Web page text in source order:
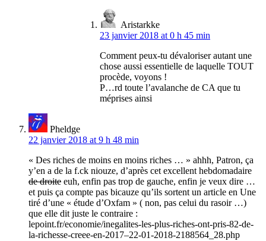
Aristarkke
23 janvier 2018 at 0 h 45 min
Comment peux-tu dévaloriser autant une
chose aussi essentielle de laquelle TOUT
procède, voyons !
P…rd toute l’avalanche de CA que tu
méprises ainsi
Pheldge
22 janvier 2018 at 9 h 48 min
« Des riches de moins en moins riches … » ahhh, Patron, ça
y’en a de la f.ck niouze, d’après cet excellent hebdomadaire
de droite euh, enfin pas trop de gauche, enfin je veux dire …
et puis ça compte pas bicauze qu’ils sortent un article en Une
tiré d’une « étude d’Oxfam » ( non, pas celui du rasoir …)
que elle dit juste le contraire :
lepoint.fr/economie/inegalites-les-plus-riches-ont-pris-82-de-
la-richesse-creee-en-2017–22-01-2018-2188564_28.php